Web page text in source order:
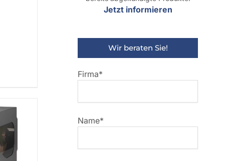
Jetzt informieren
Wir beraten Sie!
Firma*
Name*